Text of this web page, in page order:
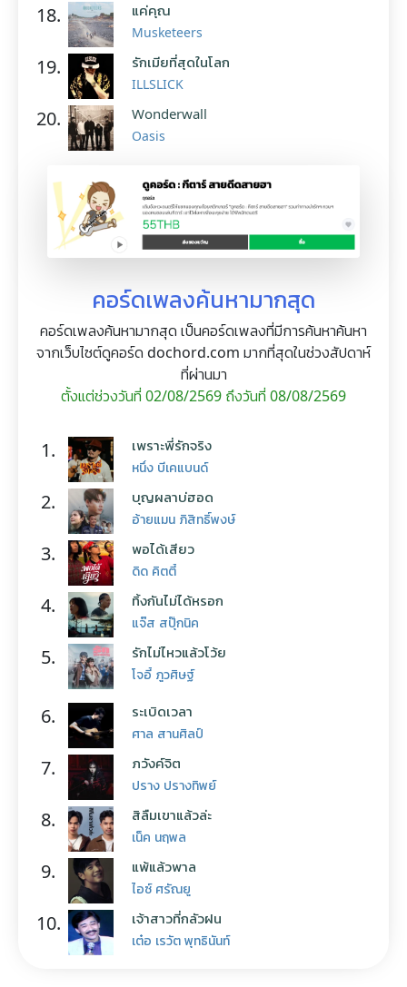
18. แค่คุณ
Musketeers
19. รักเมียที่สุดในโลก
ILLSLICK
20. Wonderwall
Oasis
คอร์ดเพลงค้นหามากสุด
คอร์ดเพลงค้นหามากสุด เป็นคอร์ดเพลงที่มีการค้นหาค้นหา
จากเว็บไซต์ดูคอร์ด dochord.com มากที่สุดในช่วงสัปดาห์
ที่ผ่านมา
ตั้งแต่ช่วงวันที่ 02/08/2569 ถึงวันที่ 08/08/2569
1. เพราะพี่รักจริง
หนึ่ง บีเคแบนด์
2. บุญผลาบ่ฮอด
อ้ายแมน ภิสิทธิ์พงษ์
3. พอได้เสียว
ดิด คิตตี้
4. ทิ้งกันไม่ได้หรอก
แจ๊ส สปุ๊กนิค
5. รักไม่ไหวแล้วโว้ย
โจอี้ ภูวศิษฐ์
6. ระเบิดเวลา
ศาล สานศิลป์
7. ภวังค์จิต
ปราง ปรางทิพย์
8. สิลืมเขาแล้วล่ะ
เน็ค นฤพล
9. แพ้แล้วพาล
ไอซ์ ศรัณยู
10. เจ้าสาวที่กลัวฝน
เต๋อ เรวัต พุทธินันท์